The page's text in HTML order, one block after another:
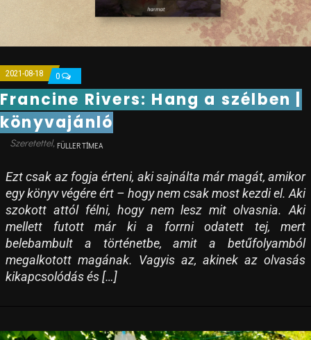
2021-08-18 0
Francine Rivers: Hang a szélben |
könyvajánló
FÜLLER TÍMEA
Ezt csak az fogja érteni, aki sajnálta már magát, amikor
egy könyv végére ért – hogy nem csak most kezdi el. Aki
szokott attól félni, hogy nem lesz mit olvasnia. Aki
mellett futott már ki a forrni odatett tej, mert
belebambult a történetbe, amit a betűfolyamból
megalkotott magának. Vagyis az, akinek az olvasás
kikapcsolódás és […]